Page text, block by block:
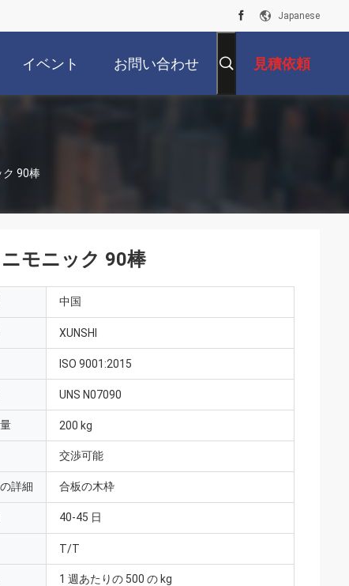
Japanese
イベント お問い合わせ 見積依頼
ク 90棒
モニック 90棒
中国
XUNSHI
ISO 9001:2015
UNS N07090
200 kg
交渉可能
詳細 合板の木枠
40-45 日
T/T
1 週あたりの 500 の kg